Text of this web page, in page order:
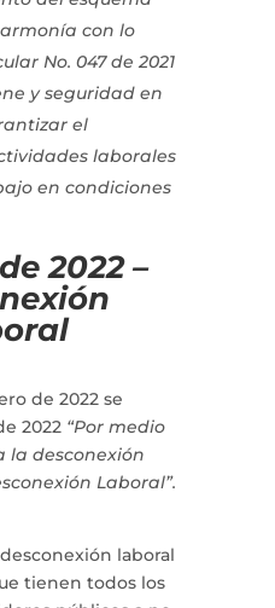
con lo
No. 047 de 2021
y seguridad en
el
laborales
en condiciones
2022 –
de 2022 se
2022 “Por medio
la desconexión
Laboral”.
laboral
tienen todos los